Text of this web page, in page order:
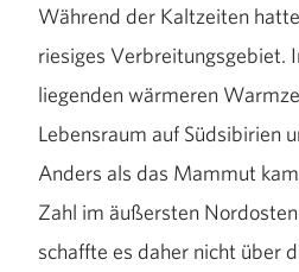
Während der Kaltzeiten
riesiges Verbreitungsgebiet.
liegenden wärmeren
Lebensraum auf Südsibirien
Anders als das Mammut
Zahl im äußersten
schaffte es daher nicht über